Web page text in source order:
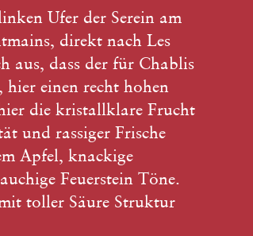
Ufer der Serein am
direkt nach Les
aus, dass der für Chablis
einen recht hohen
die kristallklare Frucht
und rassiger Frische
Apfel, knackige
Feuerstein Töne.
toller Säure Struktur